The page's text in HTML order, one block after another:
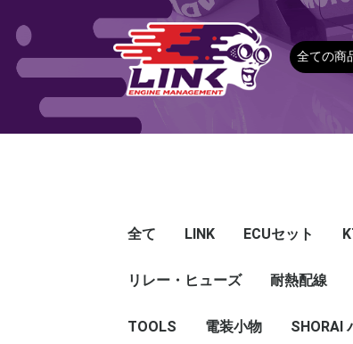
全て LINK
Plug-in ECU
Wire-in ECU
PDM
ECUアクセサリー
Apparel
ECUセット
リレー・ヒューズ
リレー
リレーBOX
ヒューズケース
ブレーカー式ブレード
ブレーカー
耐熱配線
ETFE
FEP
TOOLS 電装小物 SHORAI